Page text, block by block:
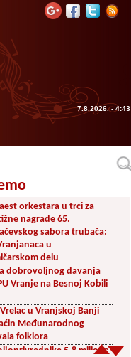
7.8.2026. - 4:43
orkestara u trci za
nagrade 65.
sabora trubača:
u
delu
dobrovoljnog davanja
Vranje na Besnoj Kobili
u Vranjskoj Banji
Međunarodnog
folklora
5,8 miliona